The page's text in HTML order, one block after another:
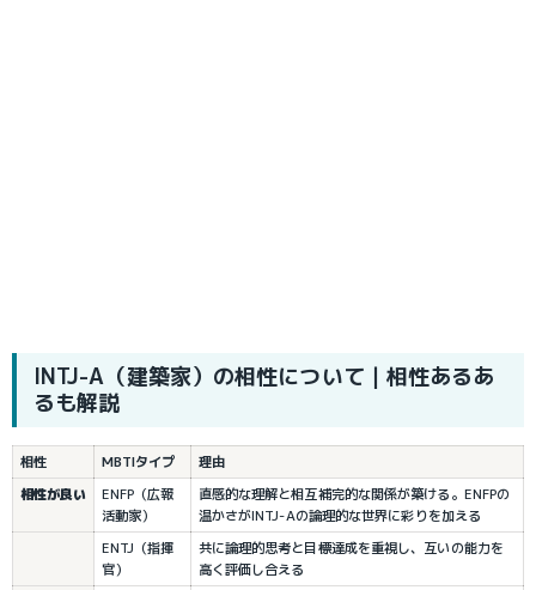
INTJ-A（建築家）の相性について｜相性あるあ
るも解説
相性 MBTIタイプ
理由
相性が良い
ENFP（広報
活動家）
直感的な理解と相互補完的な関係が築ける。ENFPの
温かさがINTJ-Aの論理的な世界に彩りを加える
ENTJ（指揮
官）
共に論理的思考と目標達成を重視し、互いの能力を
高く評価し合える